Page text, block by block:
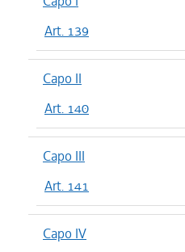
Art. 139
Capo II
Art. 140
Capo III
Art. 141
Capo IV